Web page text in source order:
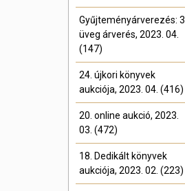
Gyűjteményárverezés: 3.
üveg árverés, 2023. 04.
(147)
24. újkori könyvek
aukciója, 2023. 04. (416)
20. online aukció, 2023.
03. (472)
18. Dedikált könyvek
aukciója, 2023. 02. (223)